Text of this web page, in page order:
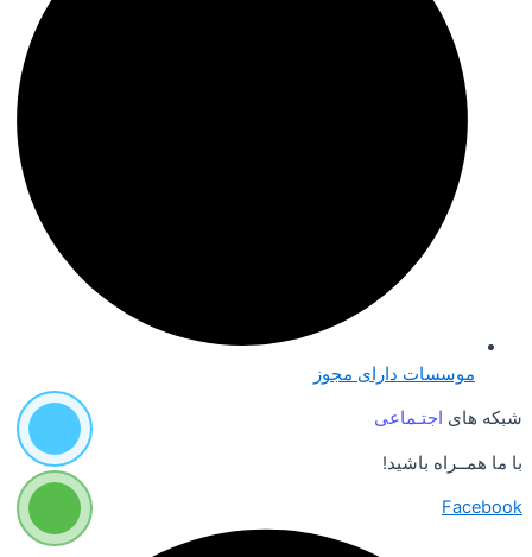
موسسات دارای مجوز
شبکه های اجتـماعی
با ما همــراه باشید!
Facebook